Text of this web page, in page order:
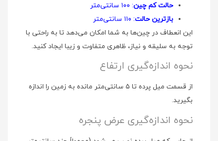
حالت کم چین: ۱۰۰ سانتی‌متر
بازترین حالت: ۱۱۰ سانتی‌متر
این انعطاف در چین‌ها به شما امکان می‌دهد تا به راحتی با
توجه به سلیقه و نیاز، ظاهری متفاوت و زیبا ایجاد کنید.
نحوه اندازه‌گیری ارتفاع
از قسمت میل پرده تا ۵ سانتی‌متر مانده به زمین را اندازه
بگیرید.
نحوه اندازه‌گیری عرض پنجره